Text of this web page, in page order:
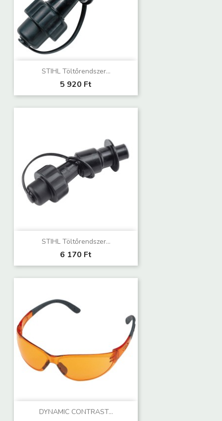
STIHL Töltőrendszer...
5 920 Ft
STIHL Töltőrendszer...
6 170 Ft
DYNAMIC CONTRAST...